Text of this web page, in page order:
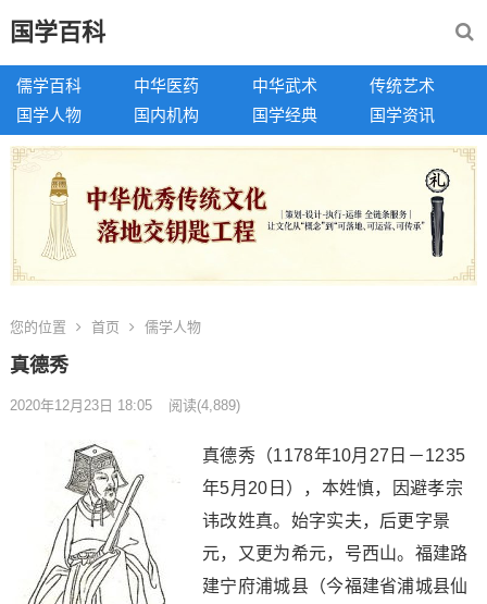
国学百科
儒学百科 中华医药 中华武术
传统艺术
国学人物
国内机构 国学经典 国学资讯
您的位置 首页 儒学人物
真德秀
2020年12月23日 18:05 阅读(4,889)
真德秀（1178年10月27日－1235
年5月20日），本姓慎，因避孝宗
讳改姓真。始字实夫，后更字景
元，又更为希元，号西山。福建路
建宁府浦城县（今福建省浦城县仙